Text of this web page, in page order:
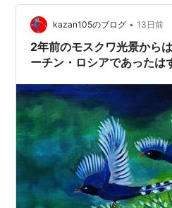
その背後に広がる静かな「余
です。 Overview:…
kazan105のブログ • 13日前
2年前のモスクワ光景から
ーチン・ロシアであったは